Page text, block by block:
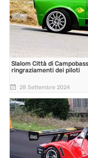
Slalom Città di
ringraziamenti dei piloti
28 Settembre 2024